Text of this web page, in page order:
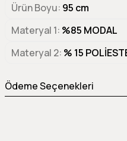
Ürün Boyu 95 cm
Materyal 1 %85 MODAL
Materyal 2 % 15
Ödeme Seçenekleri